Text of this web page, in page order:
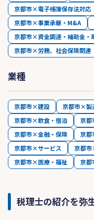
京都市×電子帳簿保存法対応
京都市×事業承継・M&A
京都市×資金調達・補助金・
京都市×労務、社会保険関連
業種
京都市×建設 京都市×製
京都市×飲食・宿泊
京
京都市×金融・保険
京
京都市×サービス
京都
京都市×医療・福祉
京
税理士の紹介を弥